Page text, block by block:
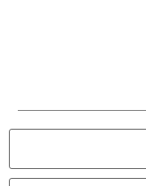
Tous nos prix sont
denvoi.
© 1986-2026 Large